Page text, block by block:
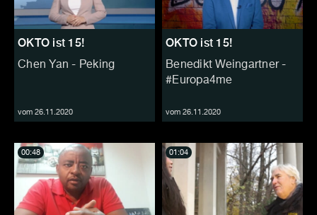
OKTO ist 15!
Chen Yan - Peking
vom 26.11.2020
OKTO ist 15!
Benedikt Weingartner -
#Europa4me
vom 26.11.2020
00:48 01:04